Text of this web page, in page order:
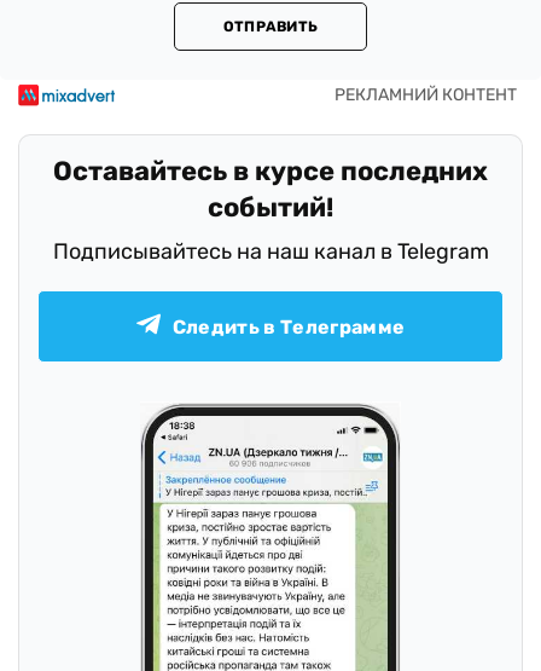
ОТПРАВИТЬ
Оставайтесь в курсе последних
событий!
Подписывайтесь на наш канал в Telegram
Следить в Телеграмме